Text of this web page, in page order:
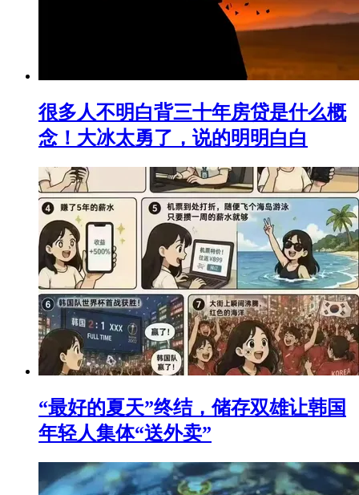
很多人不明白背三十年房贷是什么概
念！大冰太勇了，说的明明白白
“最好的夏天”终结，储存双雄让韩国
年轻人集体“送外卖”